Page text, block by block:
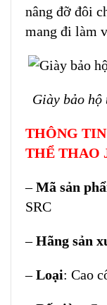
nâng đỡ đôi
mang đi làm
Giày bảo hộ
THÔNG
THỂ THAO
–Mã sản
SRC
–Hãng sản
–Loại: Cao